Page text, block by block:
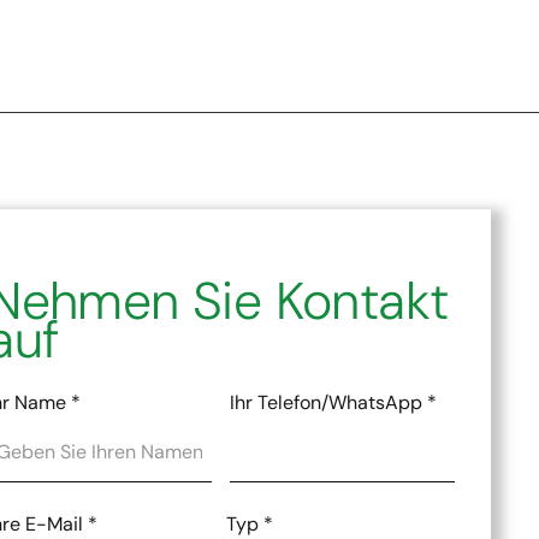
Sie Kontakt
Name * Ihr Telefon/WhatsApp *
E-Mail * Typ *